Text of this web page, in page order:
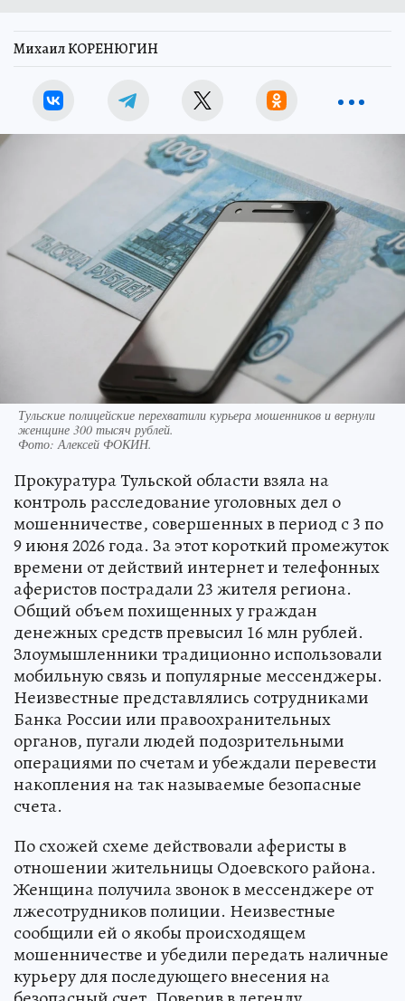
Михаил КОРЕНЮГИН
Тульские полицейские перехватили курьера мошенников и вернули
женщине 300 тысяч рублей.
Фото:Алексей ФОКИН.
Прокуратура Тульской области взяла на
контроль расследование уголовных дел о
мошенничестве, совершенных в период с 3 по
9 июня 2026 года. За этот короткий промежуток
времени от действий интернет и телефонных
аферистов пострадали 23 жителя региона.
Общий объем похищенных у граждан
денежных средств превысил 16 млн рублей.
Злоумышленники традиционно использовали
мобильную связь и популярные мессенджеры.
Неизвестные представлялись сотрудниками
Банка России или правоохранительных
органов, пугали людей подозрительными
операциями по счетам и убеждали перевести
накопления на так называемые безопасные
счета.
По схожей схеме действовали аферисты в
отношении жительницы Одоевского района.
Женщина получила звонок в мессенджере от
лжесотрудников полиции. Неизвестные
сообщили ей о якобы происходящем
мошенничестве и убедили передать наличные
курьеру для последующего внесения на